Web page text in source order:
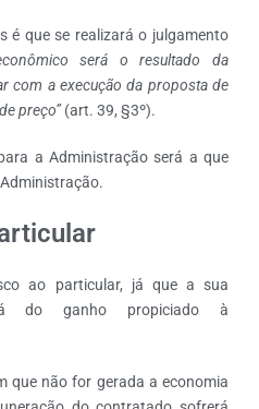
é que se realizará o julgamento
será o resultado da
com a execução da proposta de
preço”(art. 39, §3º).
a Administração será a que
ao particular, já que a sua
do ganho propiciado à
que não for gerada a economia